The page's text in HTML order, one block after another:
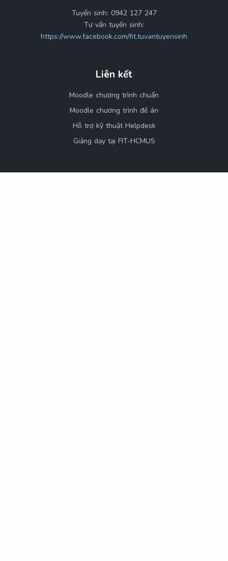
Tuyển sinh: 0942 127 247
Tư vấn tuyển sinh:
https://www.facebook.com/fit.tuvantuyensinh
Liên kết
Moodle chương trình chuẩn
Moodle chương trình đề án
Hỗ trợ kỹ thuật Helpdesk
Giảng dạy tại FIT-HCMUS